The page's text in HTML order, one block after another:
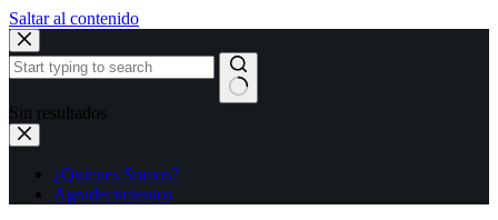
Saltar al contenido
Sin resultados
¿Quienes Somos?
Agradecimientos